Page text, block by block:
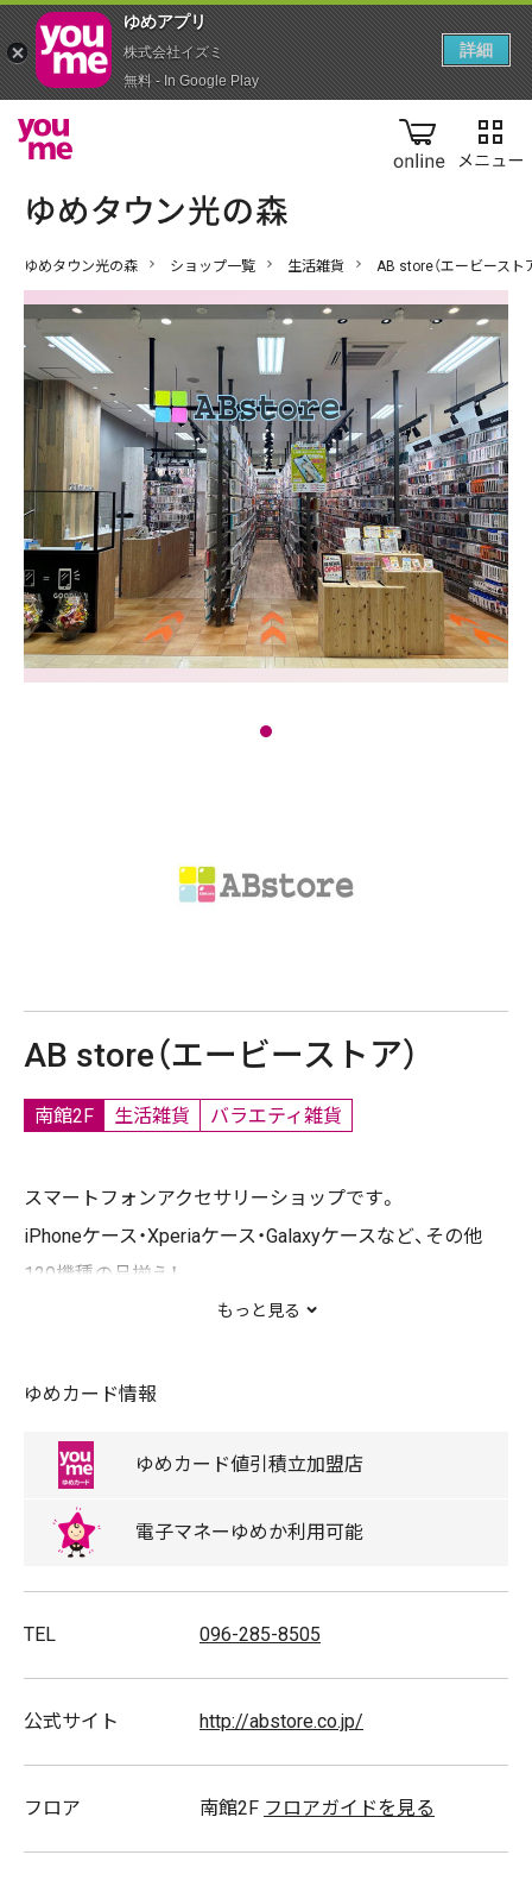
online
ゆめタウン光の森 ショップ一覧 生活雑貨 AB store（エービースト
AB store（エービーストア）
南館2F 生活雑貨 バラエティ雑貨
スマートフォンアクセサリーショップです。
iPhoneケース・Xperiaケース・Galaxyケースなど、その他
120機種の品揃え！
商品数10,000点以上、あなただけのオンリーワンケース
スマートフォンケース フィルム イヤフォン 充電器
もっと見る
ゆめカード情報
ゆめカード値引積立加盟店
電子マネー ゆめか利用可能
TEL 096-285-8505
公式サイト http://abstore.co.jp/
フロア 南館2F フロアガイドを見る
ゆめアプ‪リ‬
株式会社イズミ
無料 - In Google Play
詳細